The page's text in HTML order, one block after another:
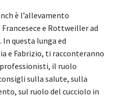
è l’allevamento
e Rottweiller ad
In questa lunga ed
e Fabrizio, ti racconteranno
il ruolo
sulla salute, sulla
sul ruolo del cucciolo in